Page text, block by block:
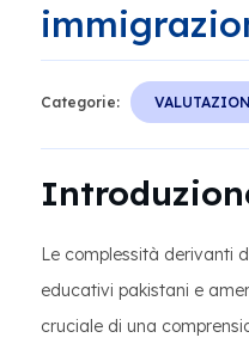
Categorie:
Le complessità derivanti
educativi pakistani e
cruciale di una